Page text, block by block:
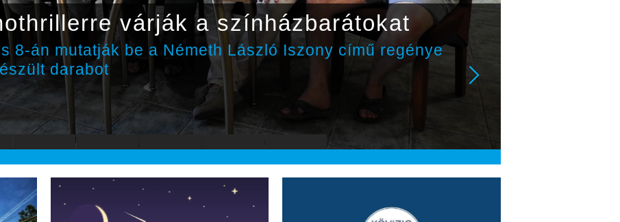
várják a színházbarátokat
8-án mutatják be a Németh László Iszony című regénye
darabot